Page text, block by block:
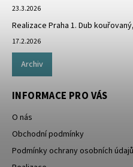
23.3.2026
Realizace Praha 1. Dub
17.2.2026
Archiv
INFORMACE PRO VÁS
O nás
Obchodní podmínky
Podmínky ochrany osobních údajů